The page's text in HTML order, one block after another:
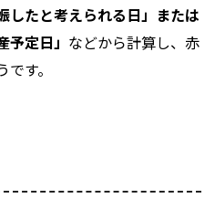
したと考えられる日」または
予定日」 などから計算し、赤
す。